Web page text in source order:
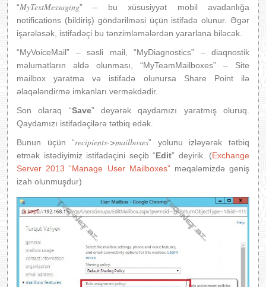
“MyTextMessaging” – bu xüsusiyyət mobil avadanlığa
notifications (bildiriş) göndərilməsi üçün istifadə olunur. Əgər
işarələsək, istifadəçi bu tənzimləmələrdən yararlana biləcək.
“MyVoiceMail” – səsli mail, “MyDiagnostics” – diaqnostik
məlumatların əldə olunması, “MyTeamMailboxes” – Site
mailbox yaratma və istifadə olunursa Share Point ilə
əlaqələndirmə imkanları verməkdədir.
Son olaraq “Save” deyərək qaydamızı yaratmış oluruq.
Qaydamızı istifadəçilərə tətbiq edək.
Bunun üçün “recipients->mailboxes” yolunu izləyərək tətbiq
etmək istədiyimiz istifadəçini seçib “Edit” deyirik. (Exchange
Server 2013 “Manage User Mailboxes”məqaləmizdə geniş
izah olunmuşdur)